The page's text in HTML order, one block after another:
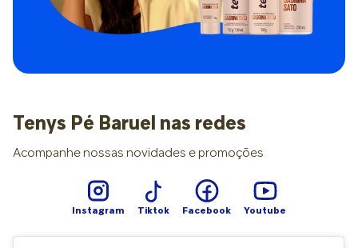
como permissividade ou falta de limites, ainda que esteja
dentro de um desenvolvimento saudável. Por trás das
críticas Na maioria das vezes, as falas dos avós não nascem
dificuldade em lidar com a mudança de papéis dentro da
família; medo do julgamento social sobre a imagem familiar.
“Comentários repetidos começam a moldar a forma como a
criança se enxerga. Quando a crítica é frequente, pode
gerar insegurança, vergonha ou medo excessivo de
julgamento”, pontua a psicóloga Taís Almeida. Compreender
essas camadas ajuda os pais a responderem com mais
Tenys Pé Baruel nas redes
Acompanhe nossas novidades e promoções
Instagram Tiktok Facebook Youtube